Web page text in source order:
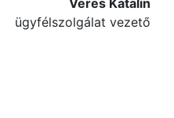
ügyfélszolgálat vezető